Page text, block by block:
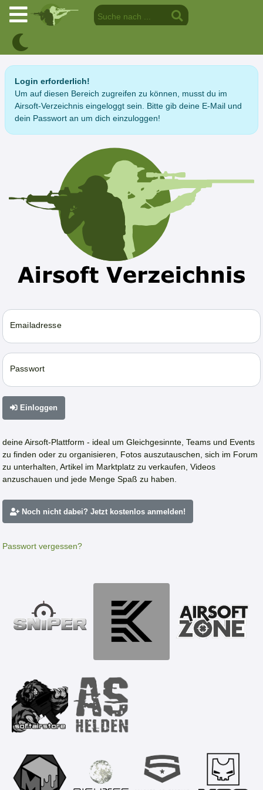
Login erforderlich!
Um auf diesen Bereich zugreifen zu können, musst du im
Airsoft-Verzeichnis eingeloggt sein. Bitte gib deine E-Mail und
dein Passwort an um dich einzuloggen!
Emailadresse
Passwort
Einloggen
deine Airsoft-Plattform - ideal um Gleichgesinnte, Teams und Events
zu finden oder zu organisieren, Fotos auszutauschen, sich im Forum
zu unterhalten, Artikel im Marktplatz zu verkaufen, Videos
anzuschauen und jede Menge Spaß zu haben.
Noch nicht dabei? Jetzt kostenlos anmelden!
Passwort vergessen?